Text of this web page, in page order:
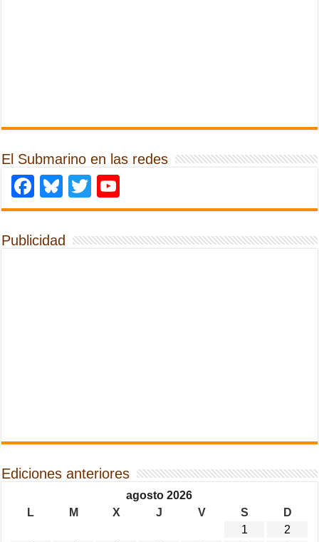
El Submarino en las redes
Facebook
Bluesky
Twitter
Publicidad
Ediciones anteriores
agosto 2026
L
M X J V S
D
1
2